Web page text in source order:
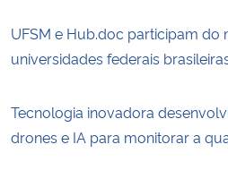
UFSM e Hub.doc participam do
universidades federais
Tecnologia inovadora
drones e IA para monitorar a